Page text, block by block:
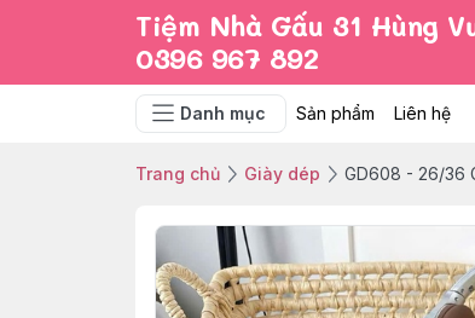
Tiệm Nhà Gấu 31 Hùng
0396 967 892
Danh mục Sản phẩm Liên hệ
Trang chủ Giày dép GD608 - 26/36